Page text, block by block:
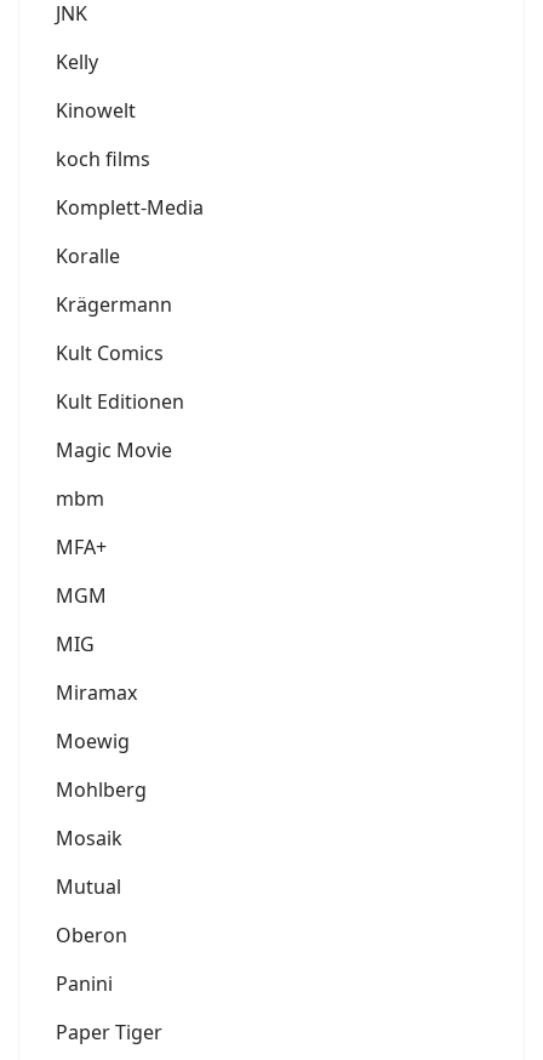
JNK
Kelly
Kinowelt
koch films
Komplett-Media
Koralle
Krägermann
Kult Comics
Kult Editionen
Magic Movie
mbm
MFA+
MGM
MIG
Miramax
Moewig
Mohlberg
Mosaik
Mutual
Oberon
Panini
Paper Tiger